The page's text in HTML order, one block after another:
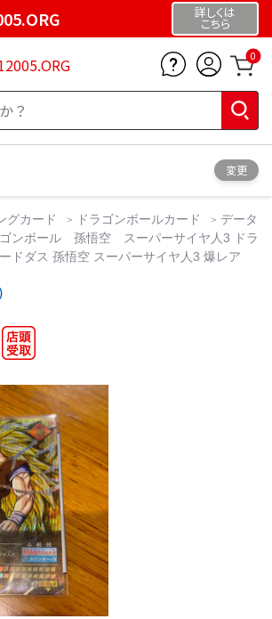
詳しくは
こちら
0
変更
グカード ドラゴンボールカード
データ
ンボール 孫悟空 スーパーサイヤ人3 ドラ
ドダス 孫悟空 スーパーサイヤ人3 爆レア